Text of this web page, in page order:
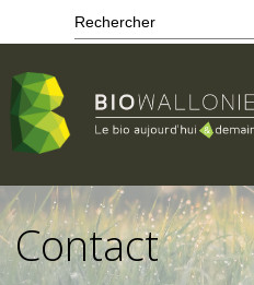
Passer
au
contenu
principal
Contact